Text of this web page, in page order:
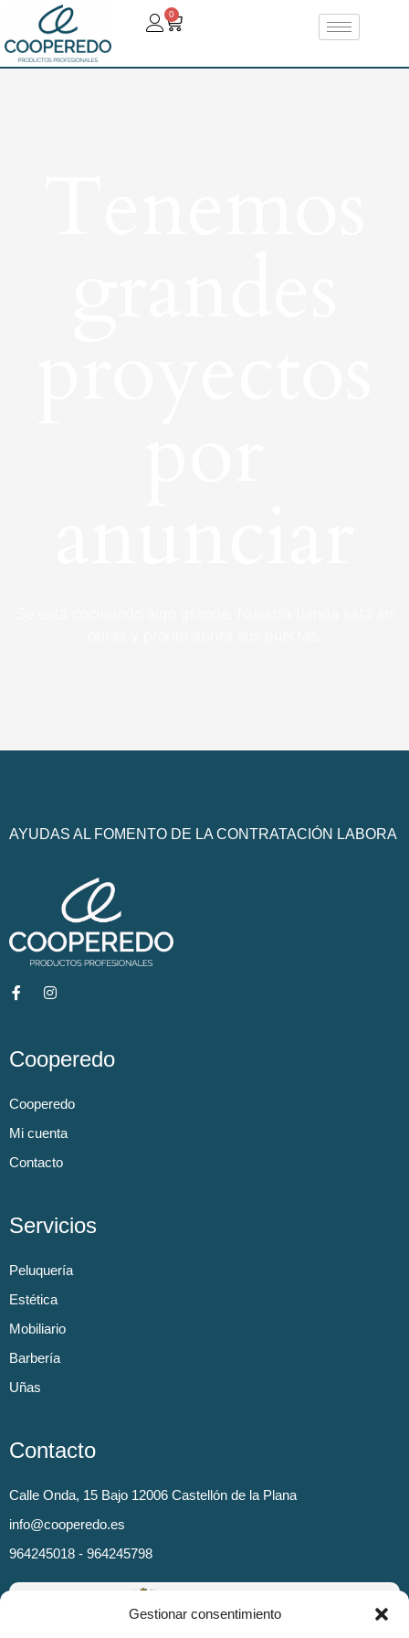
Gestionar consentimiento
0
AYUDAS AL FOMENTO DE LA CONTRATACIÓN LABORA
Cooperedo
Cooperedo
Mi cuenta
Contacto
Servicios
Peluquería
Estética
Mobiliario
Barbería
Uñas
Contacto
Calle Onda, 15 Bajo 12006 Castellón de la Plana
info@cooperedo.es
964245018 - 964245798